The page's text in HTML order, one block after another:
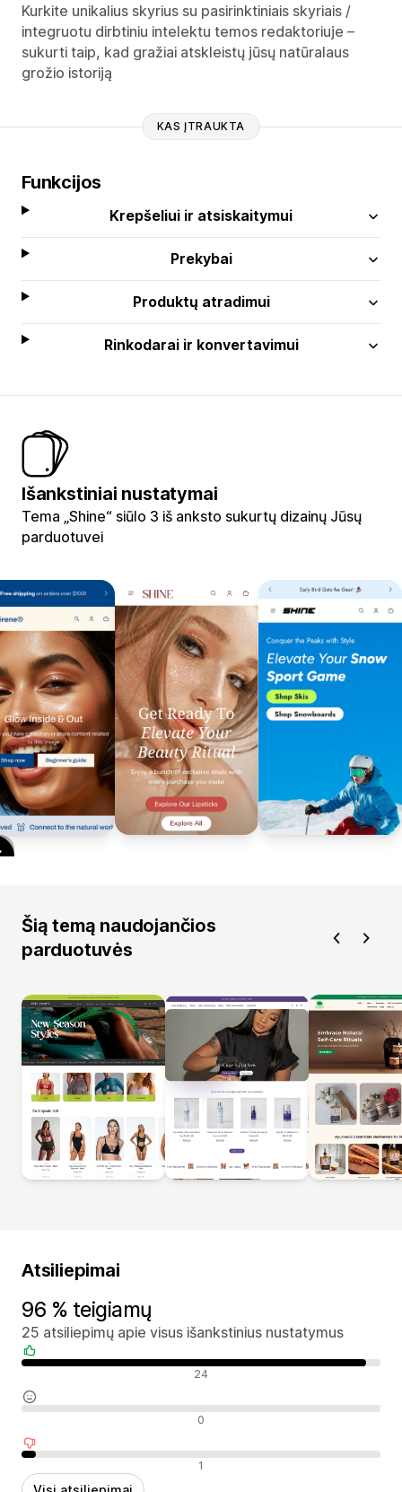
Kurkite unikalius skyrius su pasirinktiniais skyriais /
integruotu dirbtiniu intelektu temos redaktoriuje –
sukurti taip, kad gražiai atskleistų jūsų natūralaus
grožio istoriją
KAS ĮTRAUKTA
Funkcijos
Krepšeliui ir atsiskaitymui
Prekybai
Produktų atradimui
Rinkodarai ir konvertavimui
Išankstiniai nustatymai
Tema „Shine“ siūlo 3 iš anksto sukurtų dizainų Jūsų
parduotuvei
Šią temą naudojančios
parduotuvės
Atsiliepimai
96 % teigiamų
25 atsiliepimų apie visus išankstinius nustatymus
Teigiami atsiliepimai 24
Neutralūs atsiliepimai 0
Neigiami atsiliepimai 1